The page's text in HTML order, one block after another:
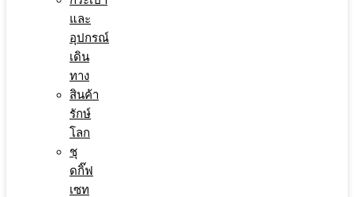
และ
อุปกรณ์
เดิน
ทาง
สินค้า
รักษ์
โลก
ชุ
ดกิ๊ฟ
เซท